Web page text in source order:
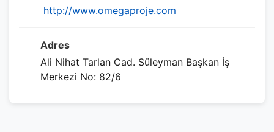
http://www.omegaproje.com
Adres
Ali Nihat Tarlan Cad. Süleyman Başkan İş
Merkezi No: 82/6